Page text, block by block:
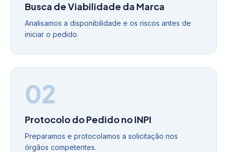
Busca de Viabilidade da Marca
Analisamos a disponibilidade e os riscos antes de
iniciar o pedido.
02
Protocolo do Pedido no INPI
Preparamos e protocolamos a solicitação nos
órgãos competentes.